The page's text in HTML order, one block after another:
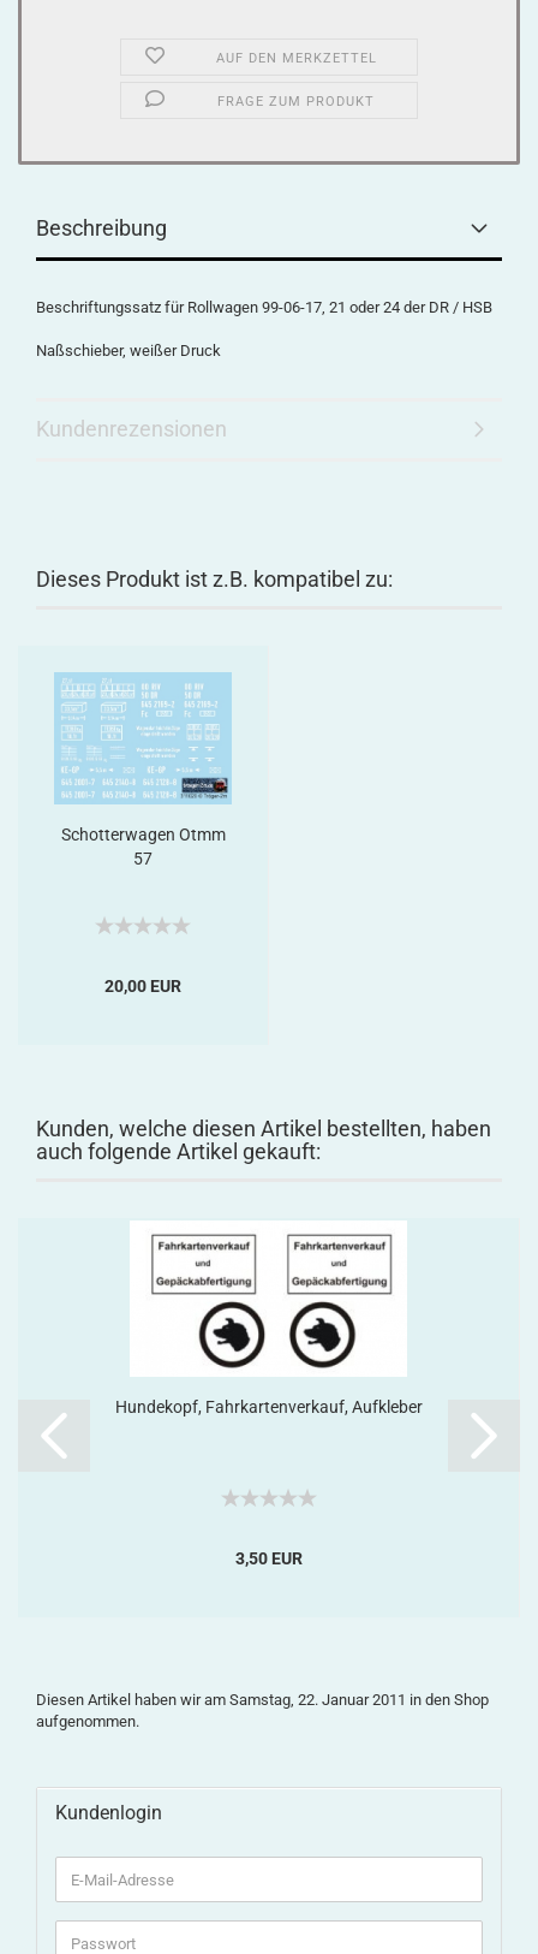
AUF DEN MERKZETTEL
FRAGE ZUM PRODUKT
Beschreibung
Beschriftungssatz für Rollwagen 99-06-17, 21 oder 24 der DR / HSB
Naßschieber, weißer Druck
Kundenrezensionen
Dieses Produkt ist z.B. kompatibel zu:
Schotterwagen Otmm
57
20,00 EUR
Kunden, welche diesen Artikel bestellten, haben
auch folgende Artikel gekauft:
Hundekopf, Fahrkartenverkauf, Aufkleber
3,50 EUR
Diesen Artikel haben wir am Samstag, 22. Januar 2011 in den Shop
aufgenommen.
Kundenlogin